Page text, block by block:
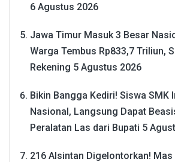
6 Agustus 2026
Jawa Timur Masuk 3 Besar
Warga Tembus Rp833,7 Triliun,
Rekening 5 Agustus 2026
Bikin Bangga Kediri! Siswa SMK
Nasional, Langsung Dapat
Peralatan Las dari Bupati 5
216 Alsintan Digelontorkan! Mas